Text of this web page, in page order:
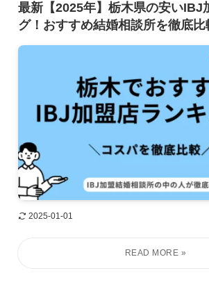
最新【2025年】栃木県の安いIBJ
グ！おすすめ結婚相談所を徹底比
2025-01-01